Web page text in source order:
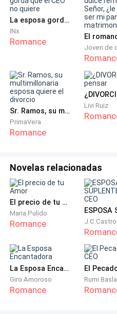
*Pues checa en redes, ve el
lo más seguro es que lo
Vaya, sí que no se me
eso están los mejores
sociales.
*Gracias, te dejó, ya que sé
bebé*
marca, veo las fotos de
la del chico que me
etiquetaron, decido
nada, voy a las personas
que lo sigan, genial.
Ahora voy a las fotos en
página, veo varias de aquel
atención, veo que han
La esposa gorda que el CEO no quiere
INx
Romance
Sr. Ramos, su multimillonaria esposa quiere el divorcio
PrimaVera
Romance
Livi Ruiz
Novelas relacionadas
El precio de tu Amor
Maria Pulido
Romance J.C.Castro
La Esposa Encantadora
Giro Amoroso
Romance
Rumi